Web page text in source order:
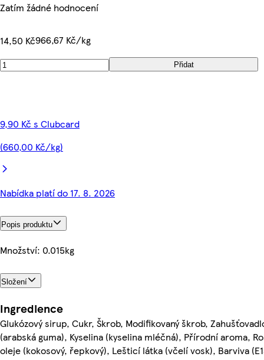
Zatím žádné hodnocení
14,50 Kč966,67 Kč/kg
Přidat
9,90 Kč s Clubcard
(660,00 Kč/kg)
Nabídka platí do 17. 8. 2026
Popis produktu
Množství: 0.015kg
Složení
Ingredience
Glukózový sirup, Cukr, Škrob, Modifikovaný škrob,
(arabská guma), Kyselina (kyselina mléčná), Přírodní aroma,
oleje (kokosový, řepkový), Lešticí látka (včelí vosk), Barviva